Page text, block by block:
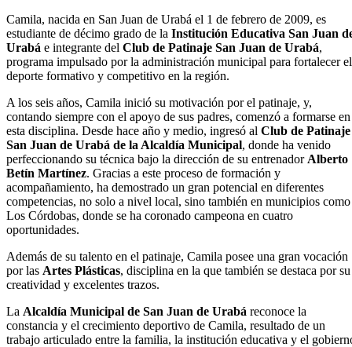
Camila, nacida en San Juan de Urabá el 1 de febrero de 2009, es
estudiante de décimo grado de la Institución Educativa San Juan
Urabá e integrante del Club de Patinaje San Juan de Urabá,
programa impulsado por la administración municipal para fortalecer el
deporte formativo y competitivo en la región.
A los seis años, Camila inició su motivación por el patinaje, y,
contando siempre con el apoyo de sus padres, comenzó a formarse en
esta disciplina. Desde hace año y medio, ingresó al Club de Patinaje
San Juan de Urabá de la Alcaldía Municipal, donde ha venido
perfeccionando su técnica bajo la dirección de su entrenador Alberto
Betín Martínez. Gracias a este proceso de formación y
acompañamiento, ha demostrado un gran potencial en diferentes
competencias, no solo a nivel local, sino también en municipios como
Los Córdobas, donde se ha coronado campeona en cuatro
oportunidades.
Además de su talento en el patinaje, Camila posee una gran vocación
por las Artes Plásticas, disciplina en la que también se destaca por su
creatividad y excelentes trazos.
La Alcaldía Municipal de San Juan de Urabá reconoce la
constancia y el crecimiento deportivo de Camila, resultado de un
trabajo articulado entre la familia, la institución educativa y el